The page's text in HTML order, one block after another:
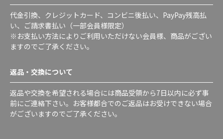
代金引換、クレジットカード、コンビニ後払い、PayPay残高払
い、ご請求書払い（一部会員様限定）
※お支払い方法によりご利用いただけない会員様、商品がござい
ますのでご了承ください。
返品・交換について
返品や交換を希望される場合には商品受領から7日以内に必ず事
前にご連絡下さい。お客様都合でのご返品はお受けできない場合
がございますのでご了承ください。